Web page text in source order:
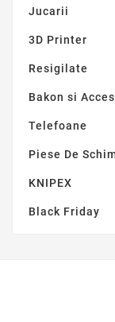
Jucarii
3D Printer
Resigilate
Bakon si
Telefoane
Piese De
KNIPEX
Black Friday